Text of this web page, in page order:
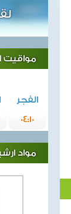
مواقيت
الفجر
04:10
مواد